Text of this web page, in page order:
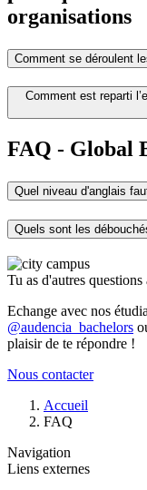
organisations
Comment se déroulent
Comment est reparti
FAQ - Global
Quel niveau d'anglais
Quels sont les
Tu as d'autres
Echange avec nos
@audencia_bachelors
plaisir de te répondre !
Nous contacter
d'Ariane
Accueil
FAQ
Navigation
Liens externes